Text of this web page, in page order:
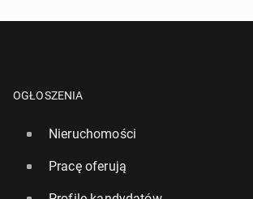
OGŁOSZENIA
Nieruchomości
Pracę oferują